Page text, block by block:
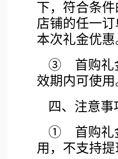
下，符合条
店铺的任一
本次礼金优惠
③ 首购礼
效期内可使用
四、注意事
① 首购礼
用，不支持